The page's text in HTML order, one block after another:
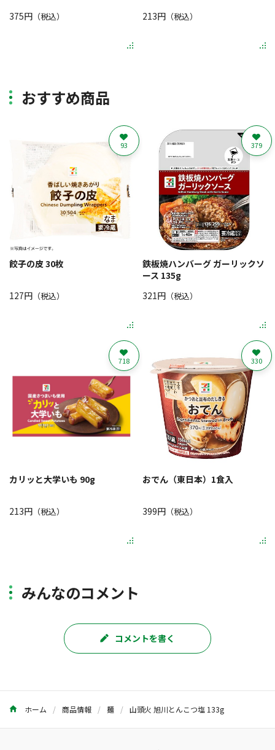
375円 （税込） 213円（税込）
おすすめ商品
餃子の皮 30枚
127円 （税込）
93
鉄板焼ハンバーグ ガーリックソ
ース 135g
321円（税込）
379
カリッと大学いも 90g
213円 （税込）
718
おでん（東日本）1食入
399円（税込）
330
みんなのコメント
コメントを書く
ホーム 商品情報 麺 山頭火 旭川とんこつ塩 133g